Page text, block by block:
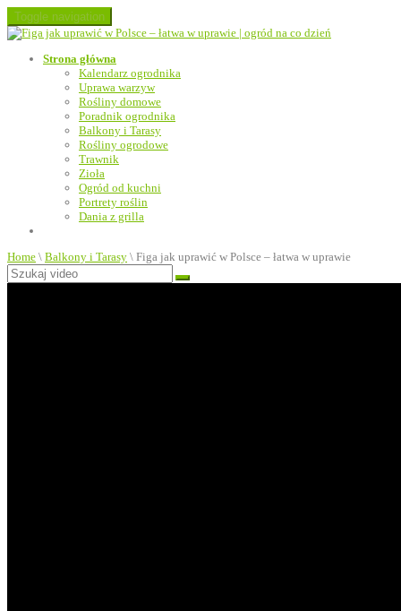
Toggle navigation
Strona główna
Kalendarz ogrodnika
Uprawa warzyw
Rośliny domowe
Poradnik ogrodnika
Balkony i Tarasy
Rośliny ogrodowe
Trawnik
Zioła
Ogród od kuchni
Portrety roślin
Dania z grilla
Home \ Balkony i Tarasy \ Figa jak uprawić w Polsce – łatwa w uprawie